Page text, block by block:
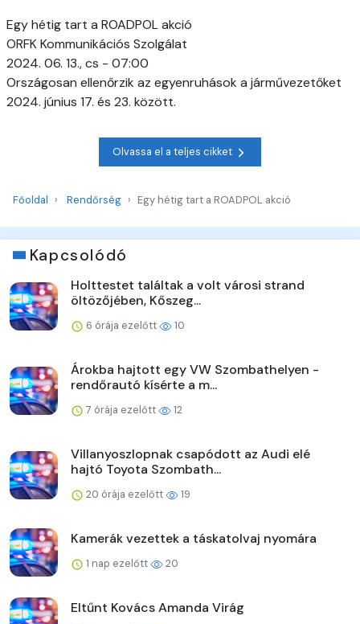
Egy hétig tart a ROADPOL akció
ORFK Kommunikációs Szolgálat
2024. 06. 13., cs - 07:00
Országosan ellenőrzik az egyenruhások a járművezetőket
2024. június 17. és 23. között.
Olvassa el a teljes cikket
Főoldal Rendőrség Egy hétig tart a ROADPOL akció
Kapcsolódó
Holttestet találtak a volt városi strand
öltözőjében, Kőszeg...
6 órája ezelőtt 10
Árokba hajtott egy VW Szombathelyen -
rendőrautó kísérte a m...
7 órája ezelőtt 12
Villanyoszlopnak csapódott az Audi elé
hajtó Toyota Szombath...
20 órája ezelőtt 19
Kamerák vezettek a táskatolvaj nyomára
1 nap ezelőtt 20
Eltűnt Kovács Amanda Virág